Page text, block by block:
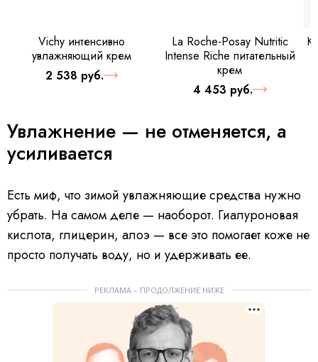
Vichy интенсивно
увлажняющий крем
2 538 руб.
La Roche-Posay Nutritic
Intense Riche питательный
крем
4 453 руб.
Увлажнение — не отменяется, а
усиливается
Есть миф, что зимой увлажняющие средства нужно
убрать. На самом деле — наоборот. Гиалуроновая
кислота, глицерин, алоэ — все это помогает коже не
просто получать воду, но и удерживать ее.
РЕКЛАМА – ПРОДОЛЖЕНИЕ НИЖЕ